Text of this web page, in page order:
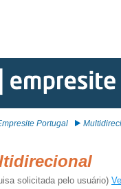
Portugal
solicitada pelo usuário)